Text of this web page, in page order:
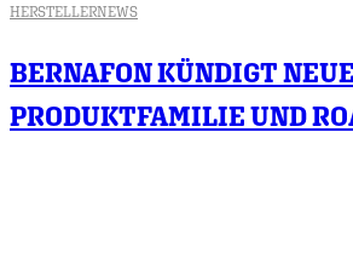
HERSTELLERNEWS
BERNAFON KÜNDIGT NEUE
PRODUKTFAMILIE UND